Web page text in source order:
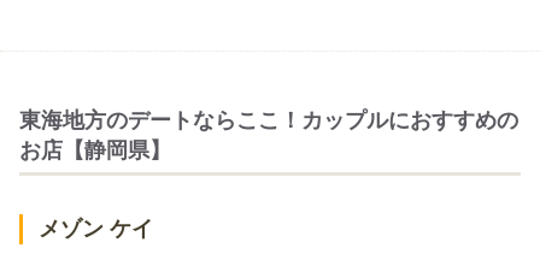
東海地方のデートならここ！カップルにおすすめの
お店【静岡県】
メゾン ケイ